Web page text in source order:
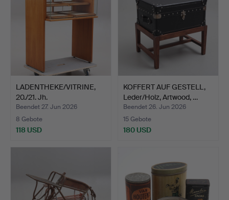
LADENTHEKE/VITRINE,
20./21. Jh.
Beendet 27. Jun 2026
8 Gebote
118 USD
KOFFERT AUF GESTELL,
Leder/Holz, Artwood, …
Beendet 26. Jun 2026
15 Gebote
180 USD